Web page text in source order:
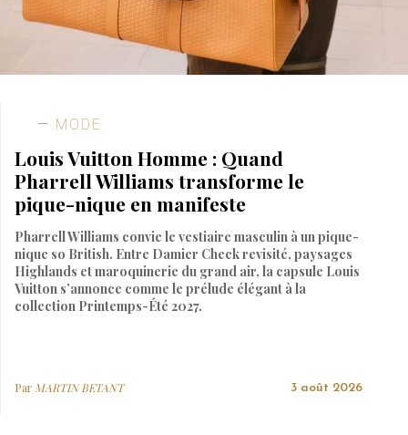
MODE
Louis Vuitton Homme : Quand
Pharrell Williams transforme le
pique-nique en manifeste
Pharrell Williams convie le vestiaire masculin à un pique-
nique so British. Entre Damier Check revisité, paysages
Highlands et maroquinerie du grand air, la capsule Louis
Vuitton s’annonce comme le prélude élégant à la
collection Printemps-Été 2027.
Par MARTIN BETANT 3 août 2026